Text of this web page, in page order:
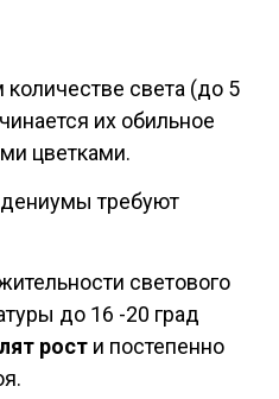
света (до 5
их обильное
цветками.
требуют
светового
до 16 -20 град
рости постепенно